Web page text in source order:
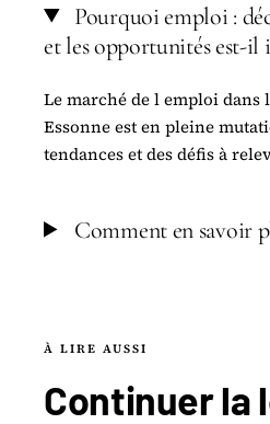
Pourquoi emploi :
et les opportunités est-il
Le marché de l emploi dans
Essonne est en pleine
tendances et des défis à
Comment en savoir
À LIRE AUSSI
Continuer la